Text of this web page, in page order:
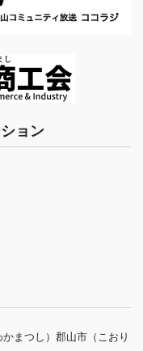
ョン
まつし）郡山市（こおり